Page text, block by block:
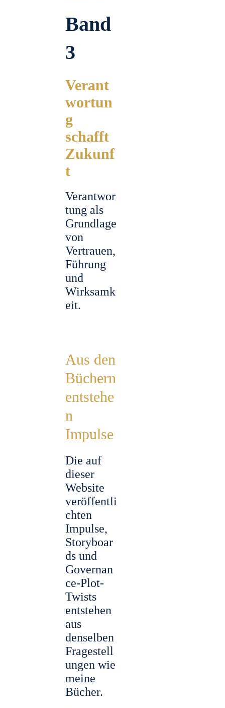
Band
3
Verant
wortun
g
schafft
Zukunf
t
Verantwor
tung als
Grundlage
von
Vertrauen,
Führung
und
Wirksamk
eit.
Aus den
Büchern
entstehe
n
Impulse
Die auf
dieser
Website
veröffentli
chten
Impulse,
Storyboar
ds und
Governan
ce-Plot-
Twists
entstehen
aus
denselben
Fragestell
ungen wie
meine
Bücher.